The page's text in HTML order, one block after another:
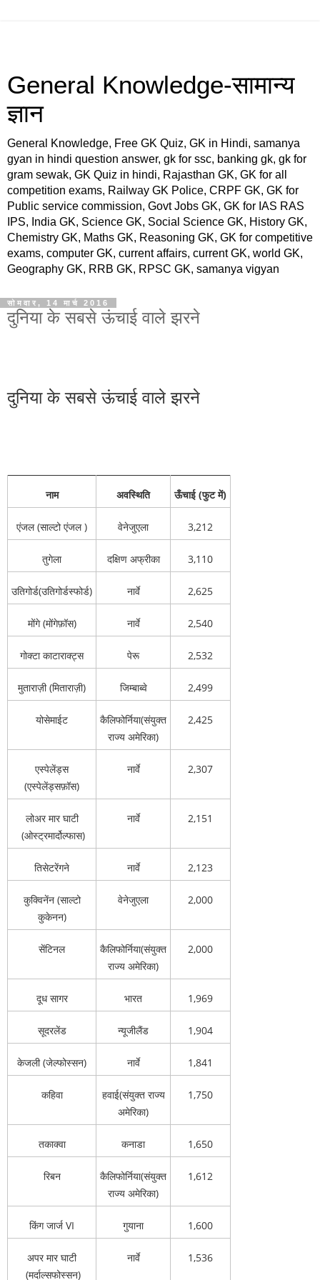
General Knowledge-सामान्य
ज्ञान
General Knowledge, Free GK Quiz, GK in Hindi, samanya
gyan in hindi question answer, gk for ssc, banking gk, gk for
gram sewak, GK Quiz in hindi, Rajasthan GK, GK for all
competition exams, Railway GK Police, CRPF GK, GK for
Public service commission, Govt Jobs GK, GK for IAS RAS
IPS, India GK, Science GK, Social Science GK, History GK,
Chemistry GK, Maths GK, Reasoning GK, GK for competitive
exams, computer GK, current affairs, current GK, world GK,
Geography GK, RRB GK, RPSC GK, samanya vigyan
सोमवार, 14 मार्च 2016
दुनिया के सबसे ऊंचाई वाले झरने
दुनिया के सबसे ऊंचाई वाले झरने
नाम अवस्थिति ऊँचाई(फुट में)
एंजल (साल्टो एंजल ) वेनेजुएला 3,212
तुगेला दक्षिण अफ्रीका 3,110
उतिगोर्ड(उतिगोर्डस्फोर्ड) नार्वे 2,625
मोंगे (मोंगेफ़ॉस) नार्वे 2,540
गोक्टा काटाराक्ट्स पेरू 2,532
मुताराज़ी (मिताराज़ी) जिम्बाब्वे 2,499
योसेमाईट
कैलिफोर्निया(संयुक्त
राज्य अमेरिका)
2,425
एस्पेलेंड्स
(एस्पेलेंड्सफ़ॉस)
नार्वे 2,307
लोअर मार घाटी
(ओस्ट्रमार्दोल्फास)
नार्वे 2,151
तिसेटरेंगने नार्वे 2,123
कुक्विनेंन (साल्टो
कुकेनन)
वेनेजुएला 2,000
सेंटिनल
कैलिफोर्निया(संयुक्त
राज्य अमेरिका)
2,000
दूध सागर भारत 1,969
सूदरलेंड न्यूजीलैंड 1,904
केजली (जेल्फोस्सन) नार्वे 1,841
कहिवा
हवाई(संयुक्त राज्य
अमेरिका)
1,750
तकाक्वा कनाडा 1,650
रिबन
कैलिफोर्निया(संयुक्त
राज्य अमेरिका)
1,612
किंग जार्ज VI गुयाना 1,600
अपर मार घाटी
(मर्दाल्सफोस्सन)
नार्वे 1,536